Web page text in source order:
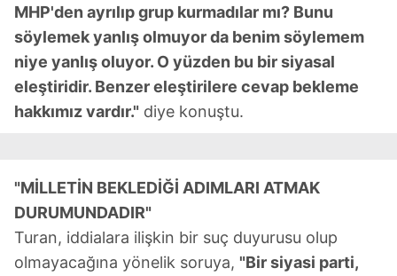
MHP'den ayrılıp grup kurmadılar mı? Bunu
söylemek yanlış olmuyor da benim söylemem
niye yanlış oluyor. O yüzden bu bir siyasal
eleştiridir. Benzer eleştirilere cevap bekleme
hakkımız vardır." diye konuştu.
"MİLLETİN BEKLEDİĞİ ADIMLARI ATMAK
DURUMUNDADIR"
Turan, iddialara ilişkin bir suç duyurusu olup
olmayacağına yönelik soruya, "Bir siyasi parti,